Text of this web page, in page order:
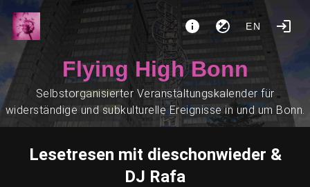
EN
Flying High Bonn
Selbstorganisierter Veranstaltungskalender für
widerständige und subkulturelle Ereignisse in und um Bonn.
Lesetresen mit dieschonwieder &
DJ Rafa